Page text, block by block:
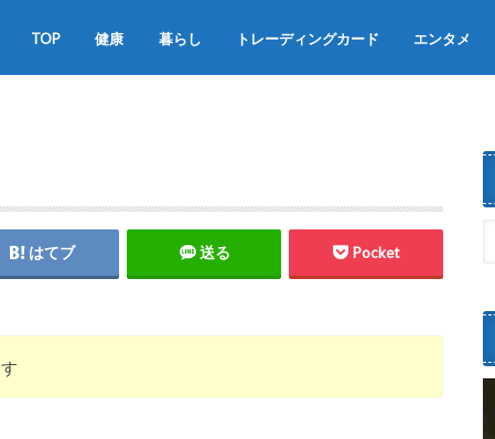
TOP 健康
食べ物
暮らし
お得・便利
グルメ
一人暮らし
トレーディングカード エンタメ
スポーツ
はてブ 送る Pocket